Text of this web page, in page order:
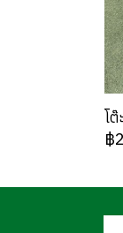
โ
฿